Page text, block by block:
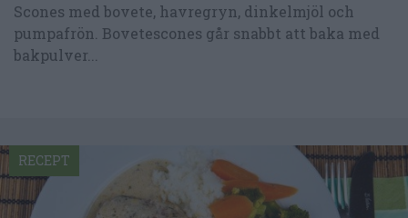
Scones med bovete, havregryn, dinkelmjöl och
pumpafrön. Bovetescones går snabbt att baka med
bakpulver...
RECEPT